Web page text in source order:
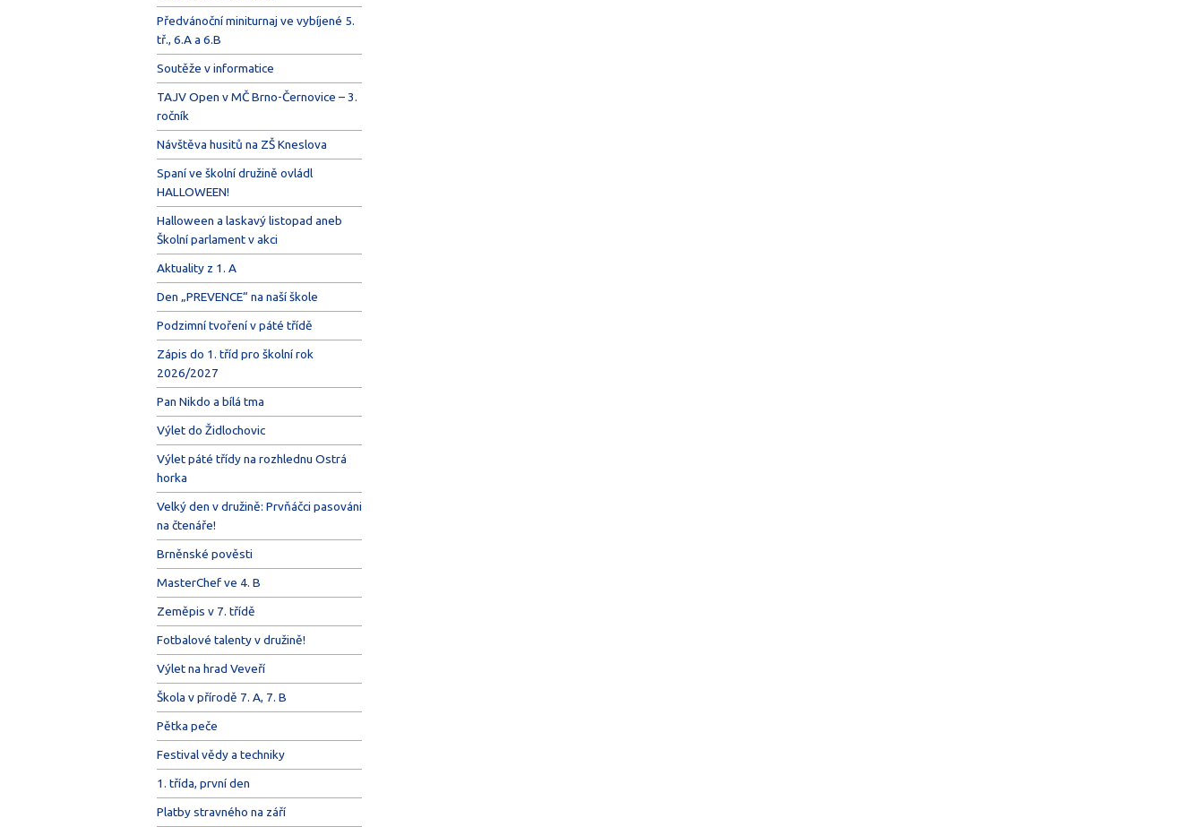
Předvánoční miniturnaj ve vybíjené 5.
tř., 6.A a 6.B
Soutěže v informatice
TAJV Open v MČ Brno-Černovice – 3.
ročník
Návštěva husitů na ZŠ Kneslova
Spaní ve školní družině ovládl
HALLOWEEN!
Halloween a laskavý listopad aneb
Školní parlament v akci
Aktuality z 1. A
Den „PREVENCE“ na naší škole
Podzimní tvoření v páté třídě
Zápis do 1. tříd pro školní rok
2026/2027
Pan Nikdo a bílá tma
Výlet do Židlochovic
Výlet páté třídy na rozhlednu Ostrá
horka
Velký den v družině: Prvňáčci pasováni
na čtenáře!
Brněnské pověsti
MasterChef ve 4. B
Zeměpis v 7. třídě
Fotbalové talenty v družině!
Výlet na hrad Veveří
Škola v přírodě 7. A, 7. B
Pětka peče
Festival vědy a techniky
1. třída, první den
Platby stravného na září